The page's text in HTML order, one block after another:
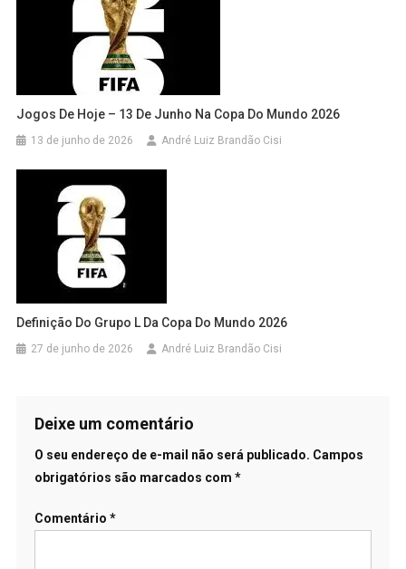
Jogos De Hoje – 13 De Junho Na Copa Do Mundo 2026
13 de junho de 2026 André Luiz Brandão Cisi
Definição Do Grupo L Da Copa Do Mundo 2026
27 de junho de 2026 André Luiz Brandão Cisi
Deixe um comentário
O seu endereço de e-mail não será publicado. Campos
obrigatórios são marcados com *
Comentário *